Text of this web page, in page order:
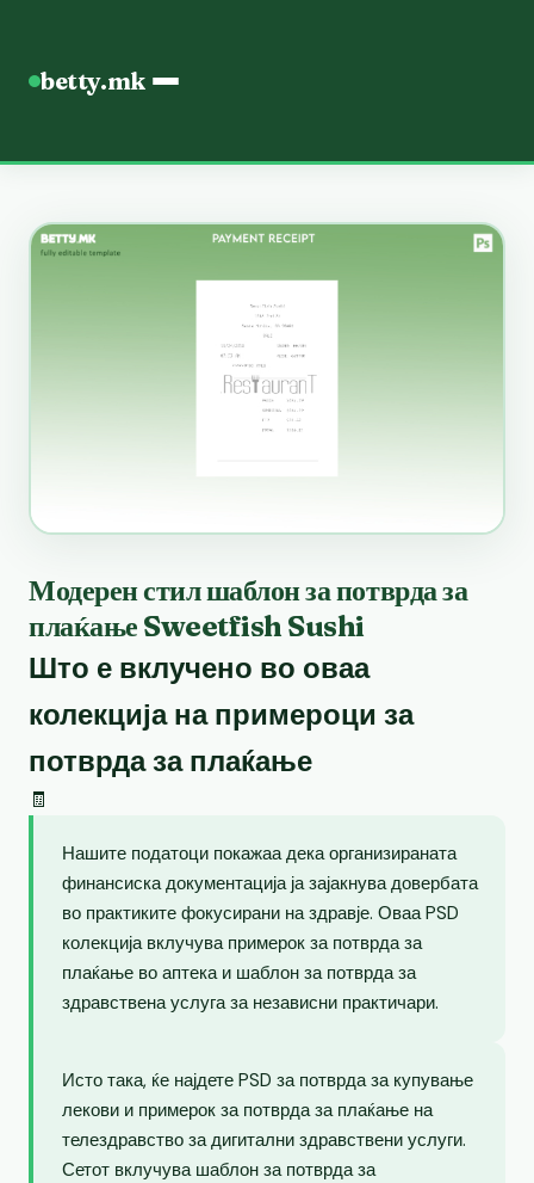
betty.mk
Модерен стил шаблон за потврда за
плаќање Sweetfish Sushi
Што е вклучено во оваа
колекција на примероци за
потврда за плаќање
🧾
Нашите податоци покажаа дека организираната
финансиска документација ја зајакнува довербата
во практиките фокусирани на здравје. Оваа PSD
колекција вклучува примерок за потврда за
плаќање во аптека и шаблон за потврда за
здравствена услуга за независни практичари.
Исто така, ќе најдете PSD за потврда за купување
лекови и примерок за потврда за плаќање на
телездравство за дигитални здравствени услуги.
Сетот вклучува шаблон за потврда за